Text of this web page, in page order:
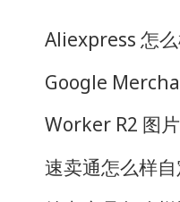
Aliexpress 怎
Google
Worker R2 图
速卖通怎么样